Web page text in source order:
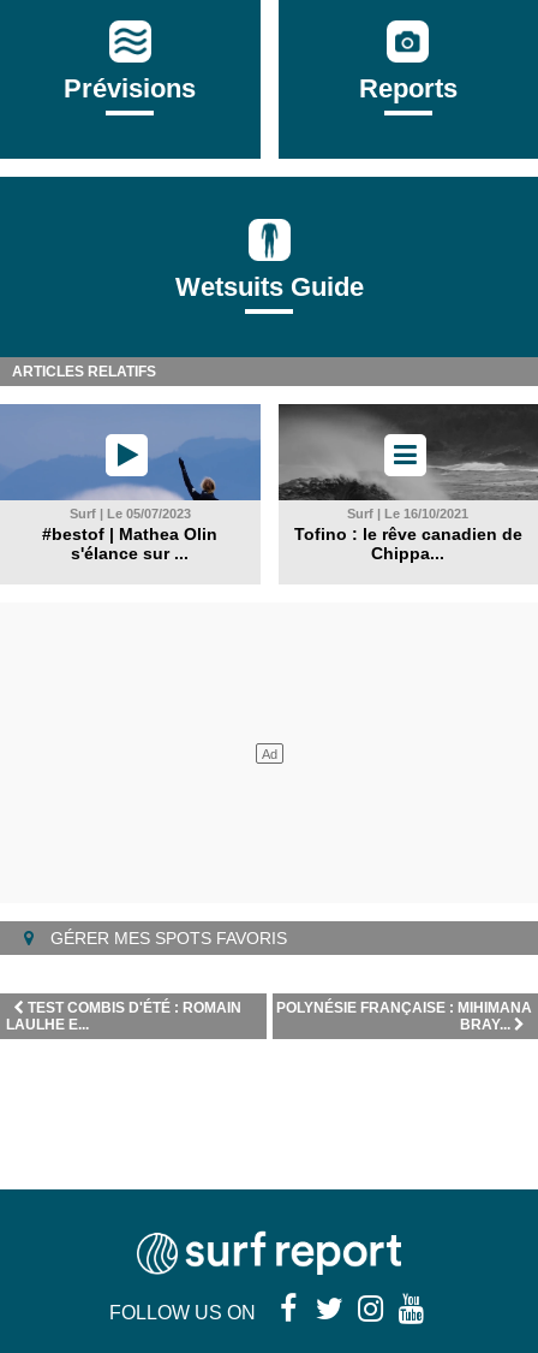
Prévisions Reports
Wetsuits Guide
ARTICLES RELATIFS
Surf | Le 05/07/2023
#bestof | Mathea Olin
s'élance sur ...
Surf | Le 16/10/2021
Tofino : le rêve canadien de
Chippa...
GÉRER MES SPOTS FAVORIS
POLYNÉSIE FRANÇAISE : MIHIMANA
BRAY...
TEST COMBIS D'ÉTÉ : ROMAIN
LAULHE E...
FOLLOW US ON